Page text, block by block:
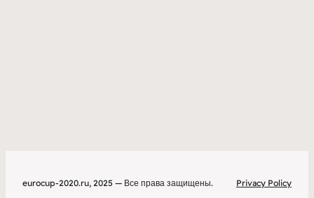
eurocup-2020.ru, 2025 — Все права защищены. Privacy Policy